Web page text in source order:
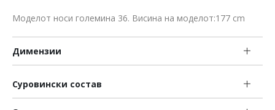
Моделот носи големина 36. Висина на моделот:177 cm
Димензии
Суровински состав